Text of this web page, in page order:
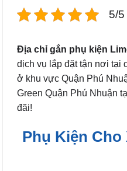
5/
Địa chỉ gắn phụ kiện
dịch vụ lắp đặt tận nơi tại
ở khu vực Quận Phú
Green Quận Phú Nhuận
đãi!
Phụ Kiện Cho